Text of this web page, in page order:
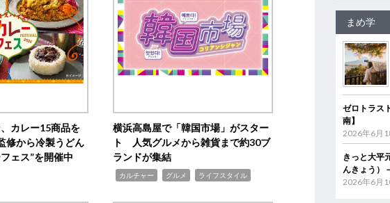
カレー15商品を
から冷製うどん
ェス”を開催中
横浜高島屋で「韓国市場」がスター
ト 人気グルメから雑貨まで約30ブ
ランドが集結
カルチャー グルメ ライフスタイル
まめ学
ゼロトラス
南】
2026年6月
きっと大平
んきょう）
2026年6月